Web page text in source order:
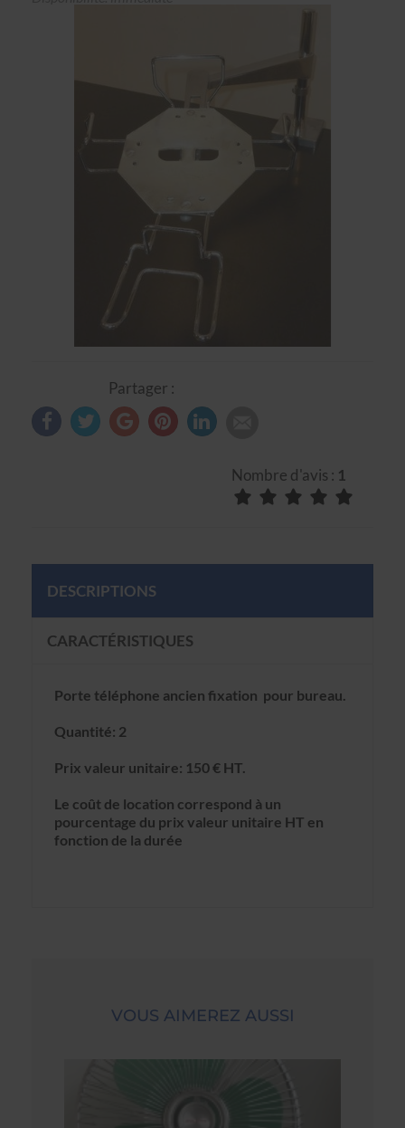
Partager :
Nombre d'avis : 1
DESCRIPTIONS
CARACTÉRISTIQUES
Porte téléphone ancien fixation pour bureau.
Quantité: 2
Prix valeur unitaire: 150 € HT.
Le coût de location correspond à un
pourcentage du prix valeur unitaire HT en
fonction de la durée
VOUS AIMEREZ AUSSI